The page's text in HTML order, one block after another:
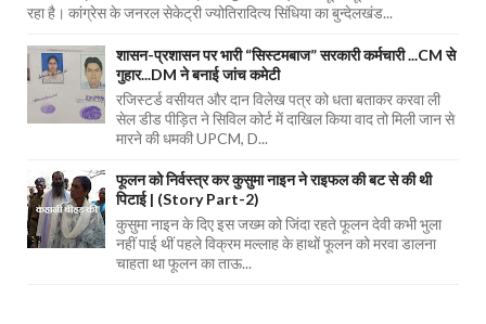
रहा है। कांग्रेस के जनरल सेकेट्री ज्योतिरादित्य सिंधिया का बुन्देलखंड...
शासन-प्रशासन पर भारी “सिस्टमबाज” सरकारी कर्मचारी ...CM से
गुहार...DM ने बनाई जांच कमेटी
रजिस्टर्ड वसीयत और दान विलेख पत्र को धता बताकर करवा ली
सेल डीड पीड़ित ने सिविल कोर्ट में दाखिल किया वाद तो मिली जान से
मारने की धमकी UPCM, D...
फूलन को निर्वस्त्र कर कुसुमा नाइन ने राइफल की बट से की थी
पिटाई | (Story Part-2)
कुसुमा नाइन के दिए इस जख्म को जिंदा रहते फूलन देवी कभी भुला
नहीं पाई थीं पहले विक्रम मल्लाह के हाथों फूलन को मरवा डालना
चाहता था फूलन का ताऊ...